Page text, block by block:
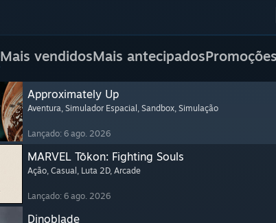
Mais vendidosMais antecipadosPromoções
Approximately Up
Aventura, Simulador Espacial , Sandbox, Simulação
Lançado: 6 ago. 2026
MARVEL Tōkon: Fighting Souls
Ação, Casual , Luta 2D, Arcade
Lançado: 6 ago. 2026
Dinoblade